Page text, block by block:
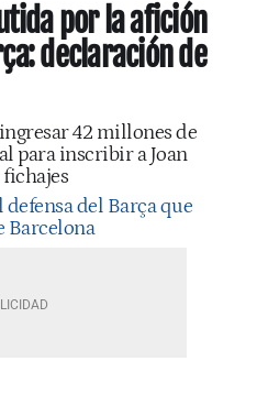
por la afición
declaración de
42 millones de
para inscribir a Joan
fichajes
defensa del Barça que
Barcelona